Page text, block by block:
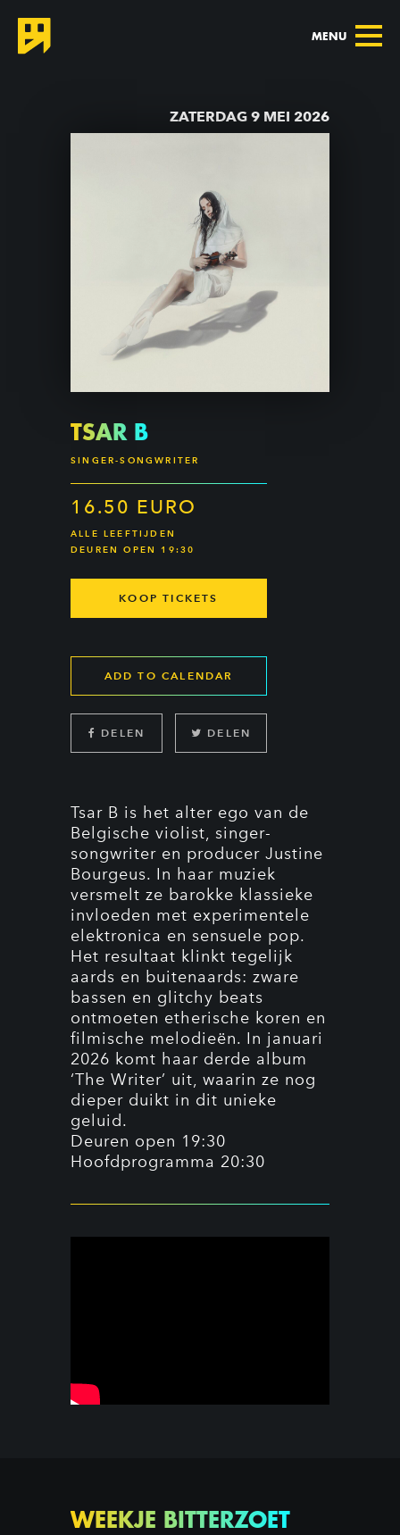
MENU
ZATERDAG 9 MEI 2026
TSAR B
SINGER-SONGWRITER
16.50 EURO
ALLE LEEFTIJDEN
DEUREN OPEN 19:30
KOOP TICKETS
ADD TO CALENDAR
DELEN DELEN
Tsar B is het alter ego van de
Belgische violist, singer-
songwriter en producer Justine
Bourgeus. In haar muziek
versmelt ze barokke klassieke
invloeden met experimentele
elektronica en sensuele pop.
Het resultaat klinkt tegelijk
aards en buitenaards: zware
bassen en glitchy beats
ontmoeten etherische koren en
filmische melodieën. In januari
2026 komt haar derde album
‘The Writer’ uit, waarin ze nog
dieper duikt in dit unieke
geluid.
Deuren open 19:30
Hoofdprogramma 20:30
WEEKJE BITTERZOET